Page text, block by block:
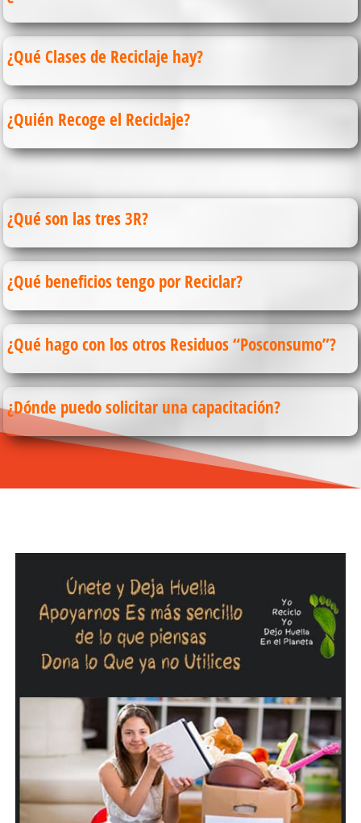
¿Qué Clases de Reciclaje hay?
¿Quién Recoge el Reciclaje?
¿Qué son las tres 3R?
¿Qué beneficios tengo por Reciclar?
¿Qué hago con los otros Residuos “Posconsumo”?
¿Dónde puedo solicitar una capacitación?